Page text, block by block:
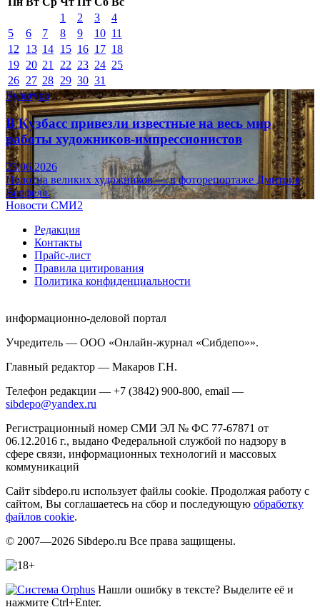
1
2 3
4
5
6 7 8 9 10 11
12
13 14 15 16 17 18
19 20 21 22 23 24 25
26 27 28 29 30 31
Культура
В Кузбасс привезли известные на весь мир
работы художников-импрессионистов
23.06.2026
Полотна великих художников — в фоторепортаже Дмитрия
Верфеля.
Новости СМИ2
Редакция
Контакты
Прайс-лист
Правила цитирования
Политика конфиденциальности
информационно-деловой портал
Учредитель — ООО «Онлайн-журнал «Сибдепо»».
Главный редактор — Макаров Г.Н.
Телефон редакции — +7 (3842) 900-800, email —
sibdepo@yandex.ru
Регистрационный номер СМИ ЭЛ № ФС 77-67871 от
06.12.2016 г., выдано Федеральной службой по надзору в
сфере связи, информационных технологий и массовых
коммуникаций
Сайт sibdepo.ru использует файлы cookie. Продолжая работу с
сайтом, Вы соглашаетесь на сбор и последующую обработку
файлов cookie.
© 2007—2026 Sibdepo.ru Все права защищены.
Нашли ошибку в тексте? Выделите её и
нажмите Ctrl+Enter.